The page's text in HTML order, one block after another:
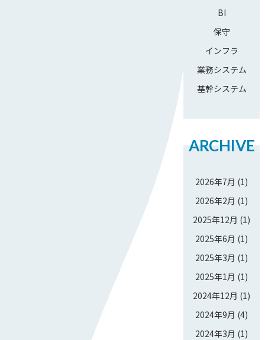
BI
保守
インフラ
業務システム
基幹システム
ARCHIVE
2026年7月 (1)
2026年2月 (1)
2025年12月 (1)
2025年6月 (1)
2025年3月 (1)
2025年1月 (1)
2024年12月 (1)
2024年9月 (4)
2024年3月 (1)